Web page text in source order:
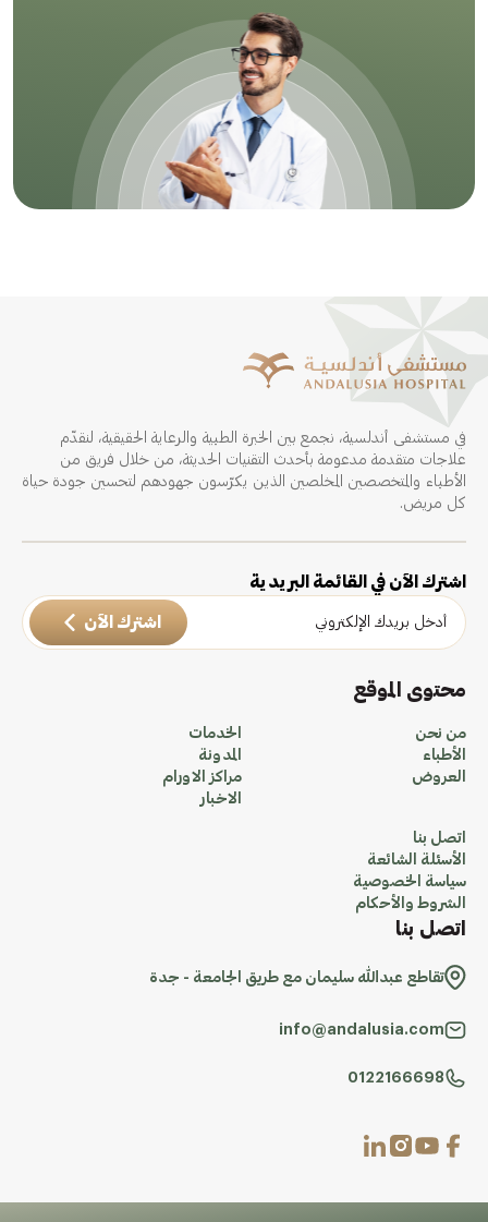
في مستشفى أندلسية، نجمع بين الخبرة الطبية والرعاية الحقيقية، لنقدّم
علاجات متقدمة مدعومة بأحدث التقنيات الحديثة، من خلال فريق من
الأطباء والمتخصصين المخلصين الذين يكرّسون جهودهم لتحسين جودة حياة
كل مريض.
اشترك الآن في القائمة البريدية
اشترك الآن
محتوى الموقع
من نحن
الأطباء
العروض
الخدمات
المدونة
مراكز الاورام
الاخبار
اتصل بنا
الأسئلة الشائعة
سياسة الخصوصية
الشروط والأحكام
اتصل بنا
تقاطع عبدالله سليمان مع طريق الجامعة - جدة
info@andalusia.com
0122166698